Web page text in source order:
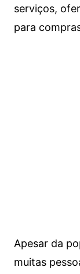
serviços,
para
Apesar da
muitas